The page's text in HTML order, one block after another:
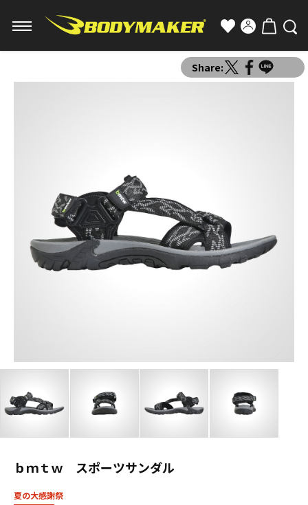
Share:
ｂｍｔｗ スポーツサンダル
夏の大感謝祭